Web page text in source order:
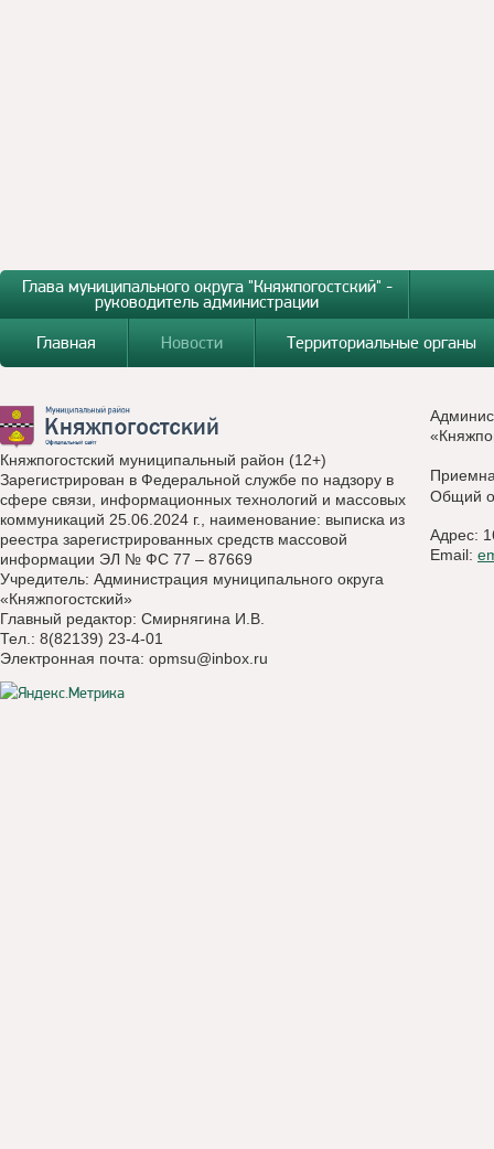
Глава муниципального округа "Княжпогостский" -
руководитель администрации
Главная
Новости Территориальные органы
Княжпогостский муниципальный район (12+)
Зарегистрирован в Федеральной службе по надзору в
сфере связи, информационных технологий и массовых
коммуникаций 25.06.2024 г., наименование: выписка из
реестра зарегистрированных средств массовой
информации ЭЛ № ФС 77 – 87669
Учредитель: Администрация муниципального округа
«Княжпогостский»
Главный редактор: Смирнягина И.В.
Тел.: 8(82139) 23-4-01
Электронная почта: opmsu@inbox.ru
Общий
Адрес:
Email: